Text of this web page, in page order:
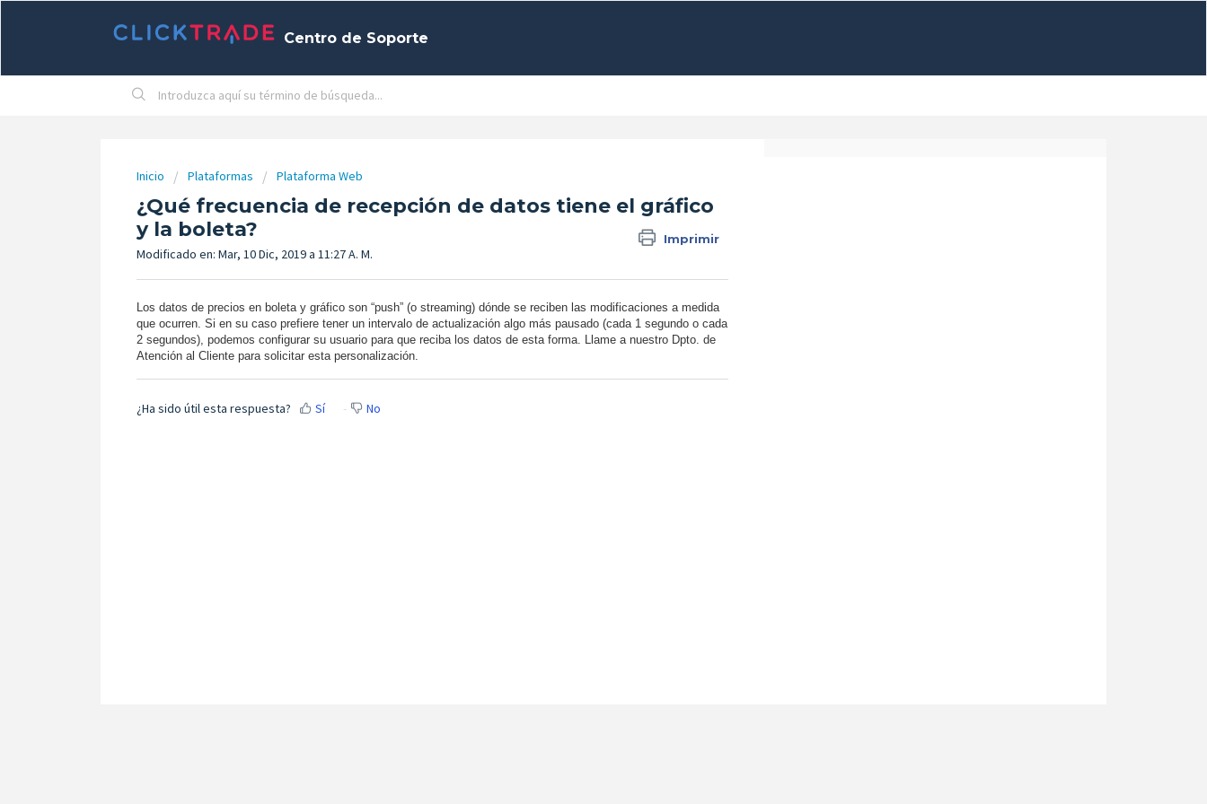
Centro de Soporte
Inicio Plataformas Plataforma Web
¿Qué frecuencia de recepción de datos tiene el gráfico
y la boleta?
Imprimir
Modificado en: Mar, 10 Dic, 2019 a 11:27 A. M.
Los datos de precios en boleta y gráfico son “push” (o streaming) dónde se reciben las modificaciones a medida
que ocurren. Si en su caso prefiere tener un intervalo de actualización algo más pausado (cada 1 segundo o cada
2 segundos), podemos configurar su usuario para que reciba los datos de esta forma. Llame a nuestro Dpto. de
Atención al Cliente para solicitar esta personalización.
¿Ha sido útil esta respuesta? Sí No